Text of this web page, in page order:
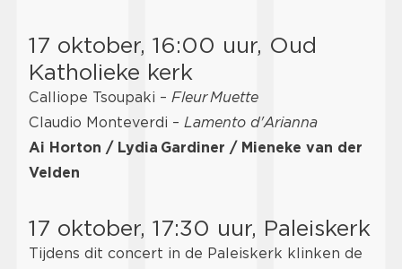
17 oktober, 16:00 uur, Oud
Katholieke kerk
Calliope Tsoupaki – Fleur Muette
Claudio Monteverdi – Lamento d'Arianna
Ai Horton / Lydia Gardiner / Mieneke van der
Velden
17 oktober, 17:30 uur, Paleiskerk
Tijdens dit concert in de Paleiskerk klinken de